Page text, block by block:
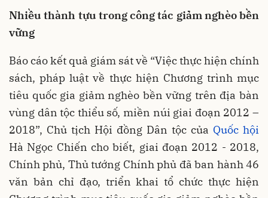
Nhiều thành tựu trong công tác giảm nghèo bền
vững
Báo cáo kết quả giám sát về “Việc thực hiện chính
sách, pháp luật về thực hiện Chương trình mục
tiêu quốc gia giảm nghèo bền vững trên địa bàn
vùng dân tộc thiểu số, miền núi giai đoạn 2012 –
2018”, Chủ tịch Hội đồng Dân tộc của Quốc hội
Hà Ngọc Chiến cho biết, giai đoạn 2012 - 2018,
Chính phủ, Thủ tướng Chính phủ đã ban hành 46
văn bản chỉ đạo, triển khai tổ chức thực hiện